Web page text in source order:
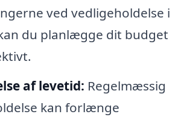
ved vedligeholdelse i
du planlægge dit budget
af levetid: Regelmæssig
kan forlænge